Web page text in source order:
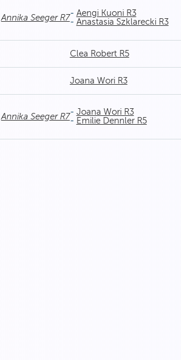
Annika Seeger R7- Aengi Kuoni R3
- Anastasia Szklarecki R3
Clea Robert R5
Joana Wori R3
Annika Seeger R7- Joana Wori R3
- Emilie Dennler R5